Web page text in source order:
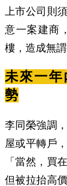
上市公司則
意一案建商
樓，造成無謂
未來一
勢
李同榮強調
屋或平轉戶
「當然，買
但被拉抬高